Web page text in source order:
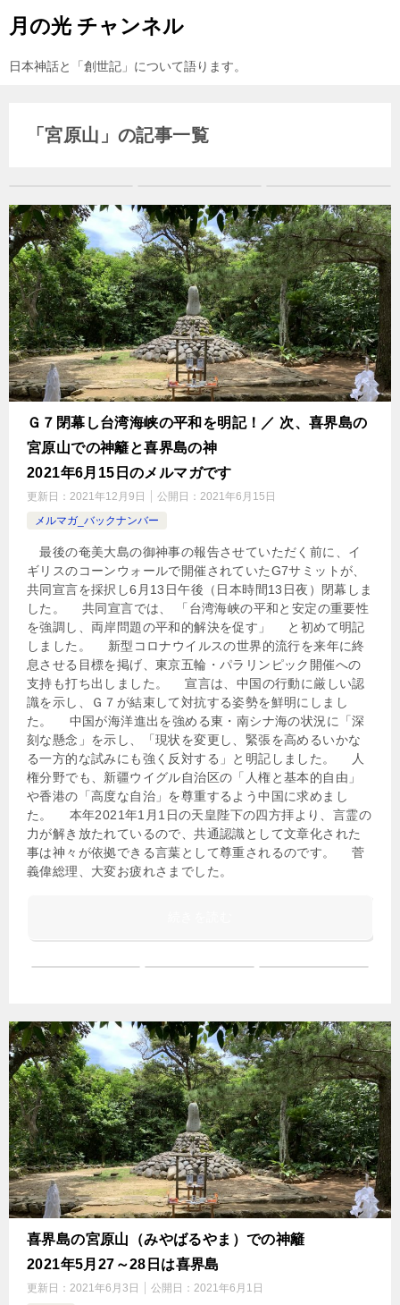
月の光 チャンネル
日本神話と「創世記」について語ります。
「宮原山」の記事一覧
Ｇ７閉幕し台湾海峡の平和を明記！／ 次、喜界島の
宮原山での神籬と喜界島の神
2021年6月15日のメルマガです
更新日： 2021年12月9日 公開日： 2021年6月15日
メルマガ_バックナンバー
最後の奄美大島の御神事の報告させていただく前に、イ
ギリスのコーンウォールで開催されていたG7サミットが、
共同宣言を採択し6月13日午後（日本時間13日夜）閉幕しま
した。 共同宣言では、 「台湾海峡の平和と安定の重要性
を強調し、両岸問題の平和的解決を促す」 と初めて明記
しました。 新型コロナウイルスの世界的流行を来年に終
息させる目標を掲げ、東京五輪・パラリンピック開催への
支持も打ち出しました。 宣言は、中国の行動に厳しい認
識を示し、Ｇ７が結束して対抗する姿勢を鮮明にしまし
た。 中国が海洋進出を強める東・南シナ海の状況に「深
刻な懸念」を示し、「現状を変更し、緊張を高めるいかな
る一方的な試みにも強く反対する」と明記しました。 人
権分野でも、新疆ウイグル自治区の「人権と基本的自由」
や香港の「高度な自治」を尊重するよう中国に求めまし
た。 本年2021年1月1日の天皇陛下の四方拝より、言霊の
力が解き放たれているので、共通認識として文章化された
事は神々が依拠できる言葉として尊重されるのです。 菅
義偉総理、大変お疲れさまでした。
喜界島の宮原山（みやばるやま）での神籬
2021年5月27～28日は喜界島
更新日： 2021年6月3日 公開日： 2021年6月1日